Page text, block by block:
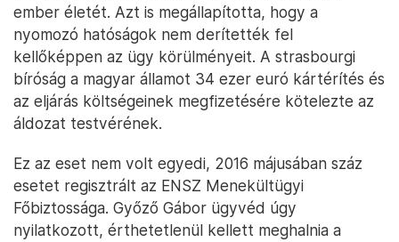
ember életét. Azt is megállapította, hogy a
nyomozó hatóságok nem derítették fel
kellőképpen az ügy körülményeit. A strasbourgi
bíróság a magyar államot 34 ezer euró kártérítés és
az eljárás költségeinek megfizetésére kötelezte az
áldozat testvérének.
Ez az eset nem volt egyedi, 2016 májusában száz
esetet regisztrált az ENSZ Menekültügyi
Főbiztossága. Győző Gábor ügyvéd úgy
nyilatkozott, érthetetlenül kellett meghalnia a